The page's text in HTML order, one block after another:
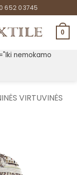
652 03745
0
nemokamo
VIRTUVINĖS